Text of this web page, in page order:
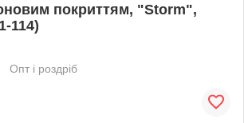
покриттям, "Storm",
114)
Опт і роздріб